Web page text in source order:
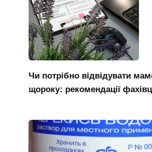
Чи потрібно відвідувати
щороку: рекомендації